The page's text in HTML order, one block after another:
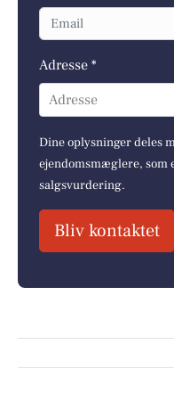
Adresse *
Adresse
Dine oplysninger deles
ejendomsmæglere, som
salgsvurdering.
Bliv kontaktet